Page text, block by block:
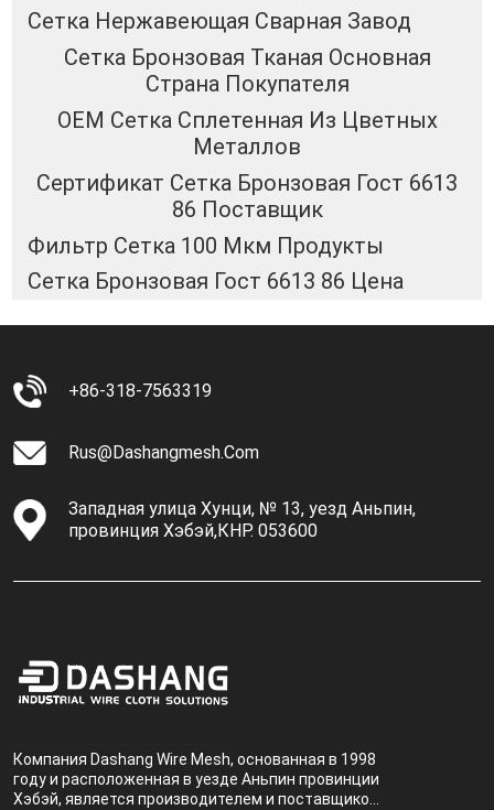
Сетка Нержавеющая Сварная Завод
Сетка Бронзовая Тканая Основная
Страна Покупателя
OEM Сетка Сплетенная Из Цветных
Металлов
Сертификат Сетка Бронзовая Гост 6613
86 Поставщик
Фильтр Сетка 100 Мкм Продукты
Сетка Бронзовая Гост 6613 86 Цена
+86-318-7563319
Rus@dashangmesh.com
Западная улица Хунци, № 13, уезд Аньпин,
провинция Хэбэй,КНР. 053600
Компания Dashang Wire Mesh, основанная в 1998
году и расположенная в уезде Аньпин провинции
Хэбэй, является производителем и поставщиком,